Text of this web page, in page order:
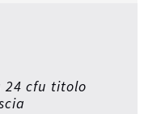
24 cfu titolo